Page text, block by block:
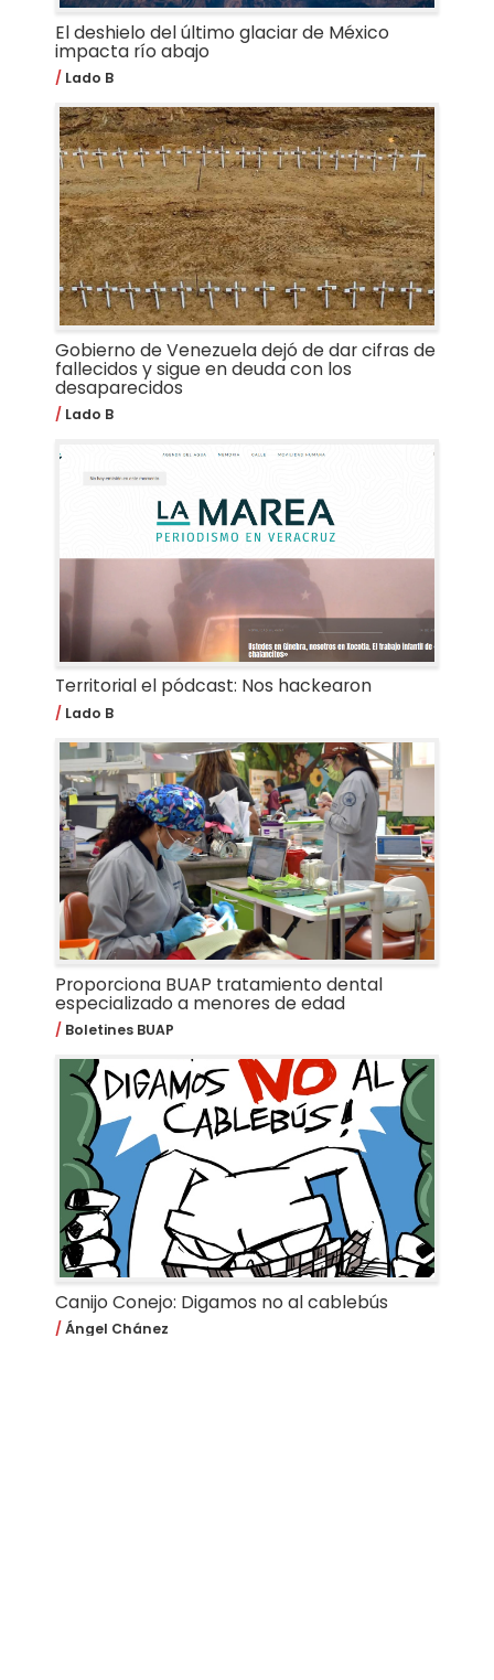
El deshielo del último glaciar de México
impacta río abajo
Lado B
Gobierno de Venezuela dejó de dar cifras de
fallecidos y sigue en deuda con los
desaparecidos
Lado B
Territorial el pódcast: Nos hackearon
Lado B
Proporciona BUAP tratamiento dental
especializado a menores de edad
Boletines BUAP
Canijo Conejo: Digamos no al cablebús
Ángel Chánez